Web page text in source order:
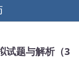
试题与解析（3